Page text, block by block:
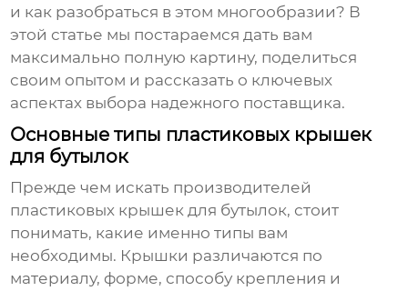
и как разобраться в этом многообразии? В
этой статье мы постараемся дать вам
максимально полную картину, поделиться
своим опытом и рассказать о ключевых
аспектах выбора надежного поставщика.
Основные типы пластиковых крышек
для бутылок
Прежде чем искать производителей
пластиковых крышек для бутылок, стоит
понимать, какие именно типы вам
необходимы. Крышки различаются по
материалу, форме, способу крепления и